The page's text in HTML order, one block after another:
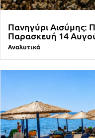
Πανηγύρι Αισύμης:
Παρασκευή 14
Αναλυτικά